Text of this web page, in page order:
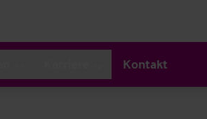
Kontakt